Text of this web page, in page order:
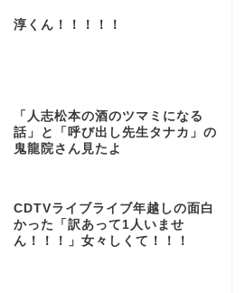
淳くん！！！！！
「人志松本の酒のツマミになる
話」と「呼び出し先生タナカ」の
鬼龍院さん見たよ
CDTVライブライブ年越しの面白
かった「訳あって1人いませ
ん！！！」女々しくて！！！